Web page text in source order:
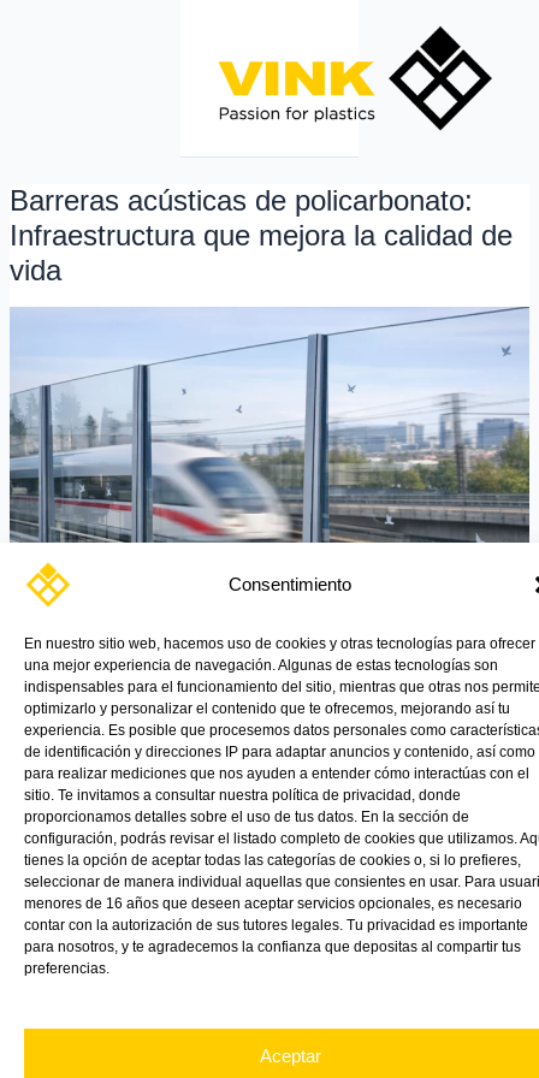
Consentimiento
En nuestro sitio web, hacemos uso de cookies y otras tecnologías para ofrecer
una mejor experiencia de navegación. Algunas de estas tecnologías son
indispensables para el funcionamiento del sitio, mientras que otras nos
optimizarlo y personalizar el contenido que te ofrecemos, mejorando así tu
experiencia. Es posible que procesemos datos personales como
de identificación y direcciones IP para adaptar anuncios y contenido, así como
para realizar mediciones que nos ayuden a entender cómo interactúas con el
sitio. Te invitamos a consultar nuestra política de privacidad, donde
proporcionamos detalles sobre el uso de tus datos. En la sección de
configuración, podrás revisar el listado completo de cookies que utilizamos.
tienes la opción de aceptar todas las categorías de cookies o, si lo prefieres,
seleccionar de manera individual aquellas que consientes en usar. Para
menores de 16 años que deseen aceptar servicios opcionales, es necesario
contar con la autorización de sus tutores legales. Tu privacidad es importante
para nosotros, y te agradecemos la confianza que depositas al compartir tus
preferencias.
Aceptar
Barreras acústicas de policarbonato:
Infraestructura que mejora la calidad de
vida
Barreras acústicas de policarbonato: infraestructura que mejora la
calidad de vida Las autopistas conectan ciudades. Pero también
generan uno de […]
Barreras
acústicas
de
policarbonato:
Infraestructura
calidad
de
vida
Read More »